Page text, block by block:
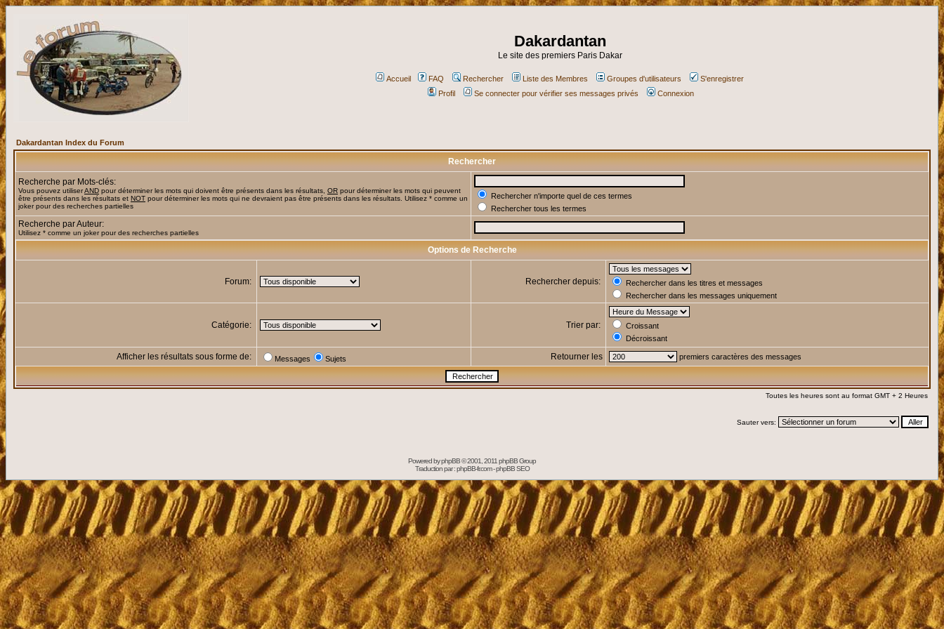
Dakardantan
Le site des premiers Paris Dakar
Accueil FAQ Rechercher Liste des Membres Groupes d'utilisateurs
S'enregistrer
Profil
Se connecter pour vérifier ses messages privés Connexion
Dakardantan Index du Forum
Rechercher
Recherche par Mots-clés:
Vous pouvez utiliserAND pour déterminer les mots qui doivent être présents dans les résultats, OR pour déterminer les mots qui peuvent
être présents dans les résultats et NOT pour déterminer les mots qui ne devraient pas être présents dans les résultats. Utilisez * comme un
joker pour des recherches partielles
Rechercher n'importe quel de ces termes
Rechercher tous les termes
Recherche par Auteur:
Utilisez * comme un joker pour des recherches partielles
Options de Recherche
Forum: Rechercher depuis:
Rechercher dans les titres et messages
Rechercher dans les messages uniquement
Catégorie: Trier par:
Croissant
Décroissant
Afficher les résultats sous forme de: Messages Sujets Retourner les premiers caractères des messages
Toutes les heures sont au format GMT + 2 Heures
Sauter vers:
Powered byphpBB© 2001, 2011 phpBB Group
Traduction par :phpBB-fr.com-phpBB SEO